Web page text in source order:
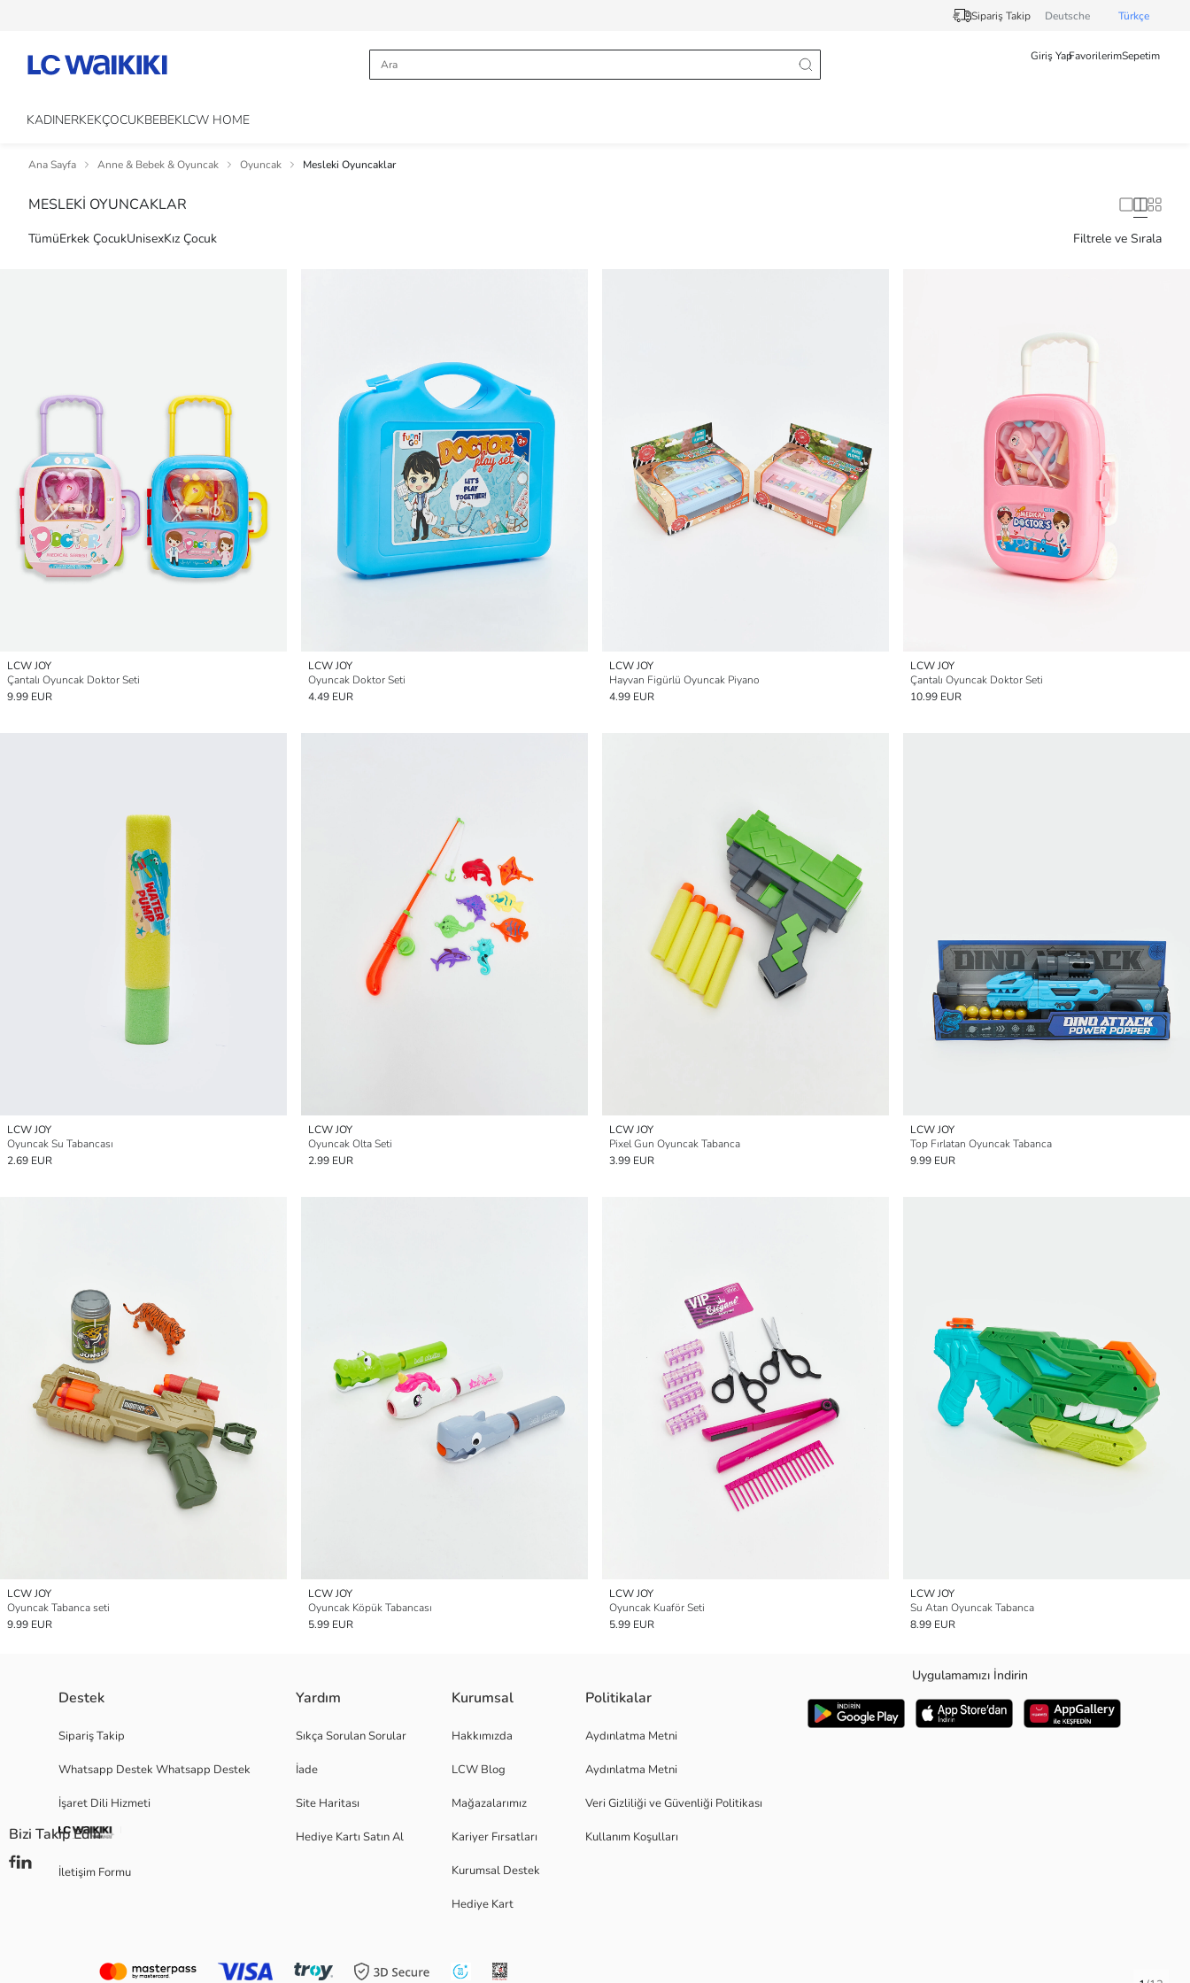
Sipariş Takip Deutsche Türkçe
Giriş YapFavorilerimSepetim
KADINERKEKÇOCUKBEBEKLCW HOME
Ana Sayfa Anne & Bebek & Oyuncak Oyuncak Mesleki Oyuncaklar
MESLEKİ OYUNCAKLAR
TümüErkek ÇocukUnisexKız Çocuk Filtrele ve Sırala
LCW JOY
Çantalı Oyuncak Doktor Seti
9.99 EUR
LCW JOY
Oyuncak Doktor Seti
4.49 EUR
LCW JOY
Hayvan Figürlü Oyuncak Piyano
4.99 EUR
LCW JOY
Çantalı Oyuncak Doktor Seti
10.99 EUR
LCW JOY
Oyuncak Su Tabancası
2.69 EUR
LCW JOY
Oyuncak Olta Seti
2.99 EUR
LCW JOY
Pixel Gun Oyuncak Tabanca
3.99 EUR
LCW JOY
Top Fırlatan Oyuncak Tabanca
9.99 EUR
LCW JOY
Oyuncak Tabanca seti
9.99 EUR
LCW JOY
Oyuncak Köpük Tabancası
5.99 EUR
LCW JOY
Oyuncak Kuaför Seti
5.99 EUR
LCW JOY
Su Atan Oyuncak Tabanca
8.99 EUR
Destek
Sipariş Takip
Whatsapp Destek Whatsapp Destek
İşaret Dili Hizmeti
İletişim Formu
Yardım
Sıkça Sorulan Sorular
İade
Site Haritası
Hediye Kartı Satın Al
Kurumsal
Hakkımızda
LCW Blog
Mağazalarımız
Kariyer Fırsatları
Kurumsal Destek
Hediye Kart
Politikalar
Aydınlatma Metni
Aydınlatma Metni
Veri Gizliliği ve Güvenliği Politikası
Kullanım Koşulları
Uygulamamızı İndirin
Bizi Takip Edin